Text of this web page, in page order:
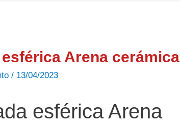
Arena cerámica
/ 13/04/2023
esférica Arena